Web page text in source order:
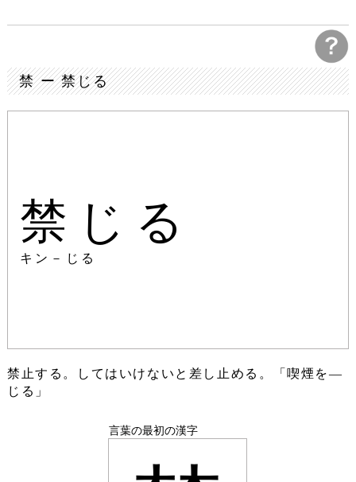
禁 ー 禁じる
禁じる
キン－じる
禁止する。してはいけないと差し止める。「喫煙を―
じる」
言葉の最初の漢字